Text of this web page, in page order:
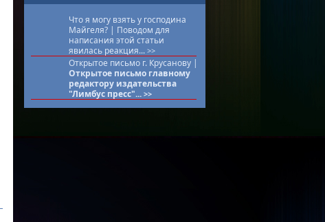
Что я могу взять у господина
Майгеля? | Поводом для
написания этой статьи
явилась реакция...>>
Открытое письмо г. Крусанову |
Открытое письмо главному
редактору издательства
"Лимбус пресс"...>>